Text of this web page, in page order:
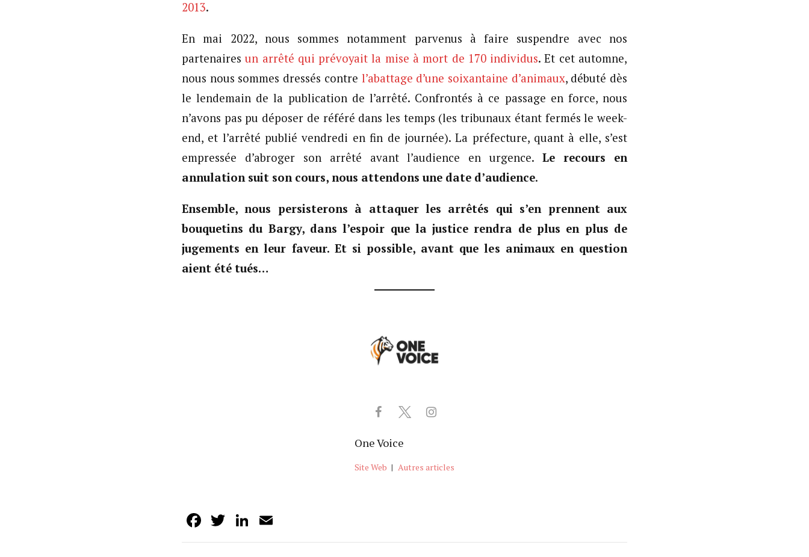
2013.
En mai 2022, nous sommes notamment parvenus à faire suspendre avec nos
partenairesun arrêté qui prévoyait la mise à mort de 170 individus. Et cet automne,
nous nous sommes dressés contre l’abattage d’une soixantaine d’animaux, débuté dès
le lendemain de la publication de l’arrêté. Confrontés à ce passage en force, nous
n’avons pas pu déposer de référé dans les temps (les tribunaux étant fermés le week-
end, et l’arrêté publié vendredi en fin de journée). La préfecture, quant à elle, s’est
empressée d’abroger son arrêté avant l’audience en urgence.Le recours en
annulation suit son cours, nous attendons une date d’audience.
Ensemble, nous persisterons à attaquer les arrêtés qui s’en prennent aux
bouquetins du Bargy, dans l’espoir que la justice rendra de plus en plus de
jugements en leur faveur. Et si possible, avant que les animaux en question
aient été tués…
One Voice
Site Web | Autres articles
Facebook
TwitterLinkedIn